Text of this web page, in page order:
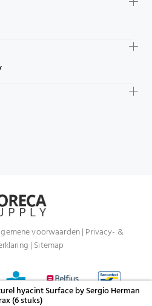
hyacint Surface by Sergio Herman
(6 stuks)
voorwaarden| Privacy- &
| Sitemap